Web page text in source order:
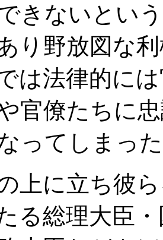
きないとい
り野放図な
は法律的に
官僚たちに
ってしまっ
上に立ち彼
る総理大臣